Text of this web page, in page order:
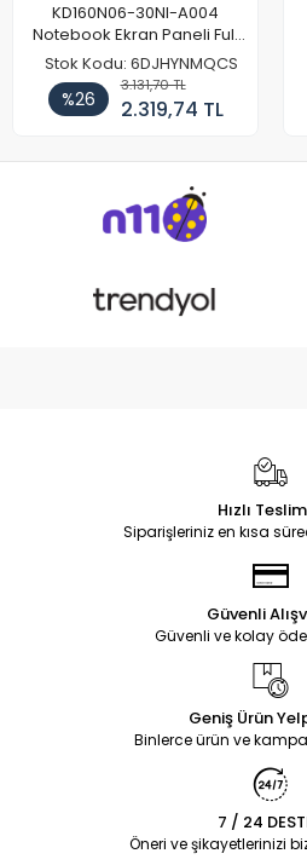
KD160N06-30NI-A004
Notebook Ekran Paneli Full
HD
Stok Kodu: 6DJHYNMQCS
%26
3.131,70 TL
2.319,74 TL
Hızlı
Siparişleriniz en kısa
Güvenli
Güvenli ve kolay
Geniş Ürün
Binlerce ürün ve
7 / 24
Öneri ve şikayetlerinizi